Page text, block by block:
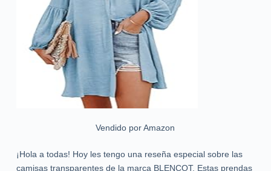
Vendido por Amazon
¡Hola a todas! Hoy les tengo una reseña especial sobre las
camisas transparentes de la marca BLENCOT. Estas prendas